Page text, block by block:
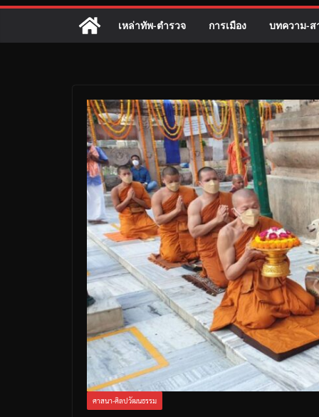
เหล่าทัพ-ตำรวจ การเมือง บทความ-ส
ศาสนา-ศิลปวัฒนธรรม